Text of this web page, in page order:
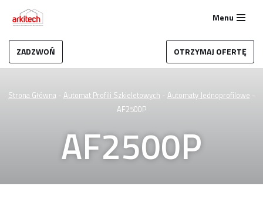
do
treści
Menu
ZADZWOŃ OTRZYMAJ OFERTĘ
Strona Główna- Automat Profili Szkieletowych - Automaty Jednoprofilowe -
AF2500P
AF2500P